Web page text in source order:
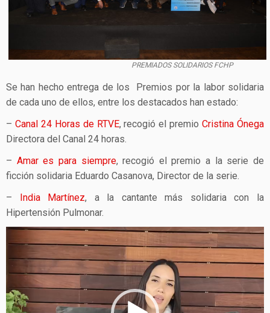
PREMIADOS SOLIDARIOS FCHP
Se han hecho entrega de los Premios por la labor solidaria
de cada uno de ellos, entre los destacados han estado:
– Canal 24 Horas de RTVE, recogió el premioCristina Ónega
Directora del Canal 24 horas.
– Amar es para siempre, recogió el premio a la serie de
ficción solidaria Eduardo Casanova, Director de la serie.
– India Martínez, a la cantante más solidaria con la
Hipertensión Pulmonar.
Reproductor
de
vídeo